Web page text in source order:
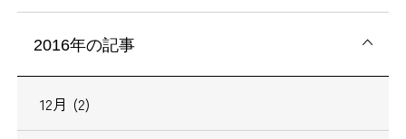
2016年の記事
12月 (2)